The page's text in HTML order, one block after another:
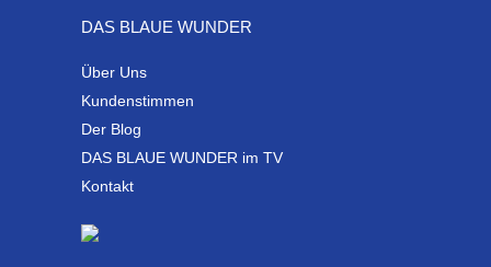
DAS BLAUE WUNDER
Über Uns
Kundenstimmen
Der Blog
DAS BLAUE WUNDER im TV
Kontakt